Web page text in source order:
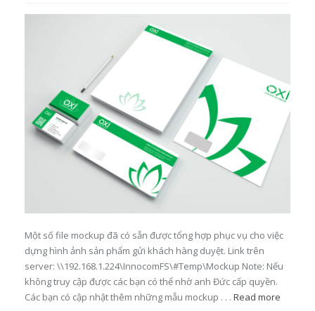
Một số file mockup đã có sẵn được tổng hợp phục vụ cho việc
dựng hình ảnh sản phẩm gửi khách hàng duyệt. Link trên
server: \\192.168.1.224\InnocomFS\#Temp\Mockup Note: Nếu
không truy cập được các bạn có thể nhờ anh Đức cấp quyền.
Các bạn có cập nhật thêm những mẫu mockup . . . Read more